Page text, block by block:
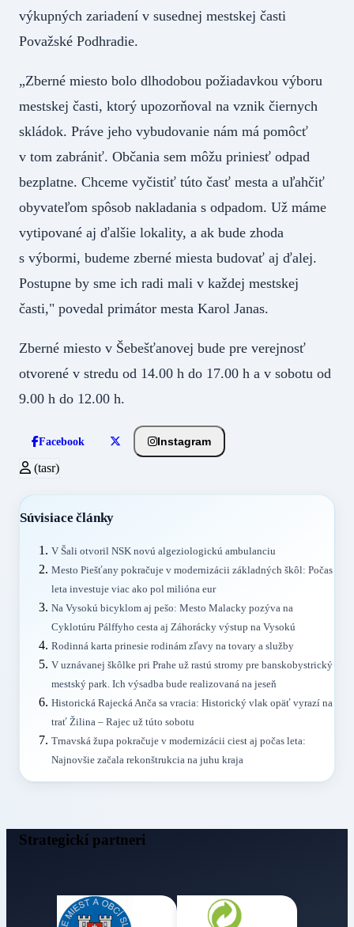
výkupných zariadení v susednej mestskej časti
Považské Podhradie.
„Zberné miesto bolo dlhodobou požiadavkou výboru
mestskej časti, ktorý upozorňoval na vznik čiernych
skládok. Práve jeho vybudovanie nám má pomôcť
v tom zabrániť. Občania sem môžu priniesť odpad
bezplatne. Chceme vyčistiť túto časť mesta a uľahčiť
obyvateľom spôsob nakladania s odpadom. Už máme
vytipované aj ďalšie lokality, a ak bude zhoda
s výbormi, budeme zberné miesta budovať aj ďalej.
Postupne by sme ich radi mali v každej mestskej
časti," povedal primátor mesta Karol Janas.
Zberné miesto v Šebešťanovej bude pre verejnosť
otvorené v stredu od 14.00 h do 17.00 h a v sobotu od
9.00 h do 12.00 h.
Facebook Instagram
(tasr)
Súvisiace články
V Šali otvoril NSK novú algeziologickú ambulanciu
Mesto Piešťany pokračuje v modernizácii základných škôl: Počas
leta investuje viac ako pol milióna eur
Na Vysokú bicyklom aj pešo: Mesto Malacky pozýva na
Cyklotúru Pálffyho cesta aj Záhorácky výstup na Vysokú
Rodinná karta prinesie rodinám zľavy na tovary a služby
V uznávanej škôlke pri Prahe už rastú stromy pre banskobystrický
mestský park. Ich výsadba bude realizovaná na jeseň
Historická Rajecká Anča sa vracia: Historický vlak opäť vyrazí na
trať Žilina – Rajec už túto sobotu
Trnavská župa pokračuje v modernizácii ciest aj počas leta:
Najnovšie začala rekonštrukcia na juhu kraja
Strategickí partneri